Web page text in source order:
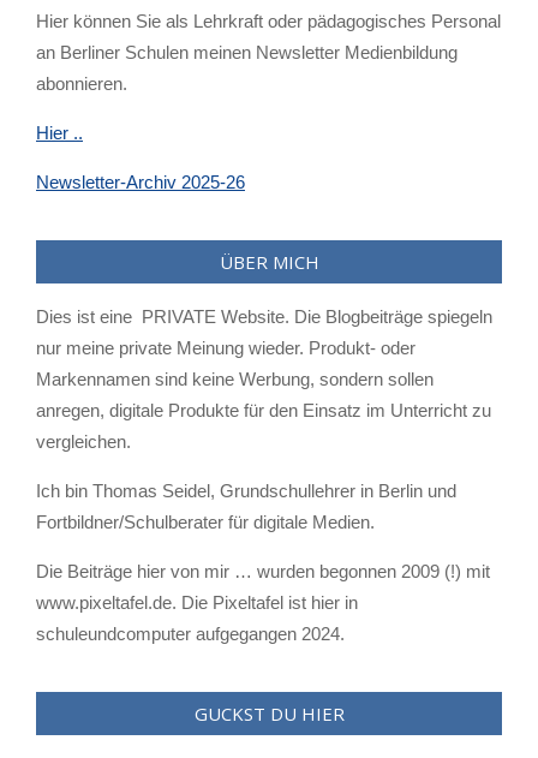
Hier können Sie als Lehrkraft oder pädagogisches Personal
an Berliner Schulen meinen Newsletter Medienbildung
abonnieren.
Hier ..
Newsletter-Archiv 2025-26
ÜBER MICH
Dies ist eine PRIVATE Website. Die Blogbeiträge spiegeln
nur meine private Meinung wieder. Produkt- oder
Markennamen sind keine Werbung, sondern sollen
anregen, digitale Produkte für den Einsatz im Unterricht zu
vergleichen.
Ich bin Thomas Seidel, Grundschullehrer in Berlin und
Fortbildner/Schulberater für digitale Medien.
Die Beiträge hier von mir … wurden begonnen 2009 (!) mit
www.pixeltafel.de. Die Pixeltafel ist hier in
schuleundcomputer aufgegangen 2024.
GUCKST DU HIER